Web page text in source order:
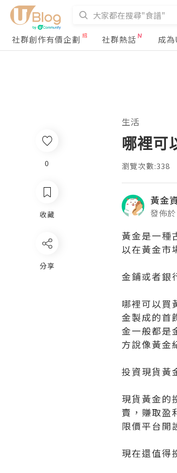
社群創作有價企劃 社群熱話 成
生活
哪裡可
瀏覽次數:338
黃金
發佈
黃金是一種
以在黃金市
金鋪或者銀
哪裡可以買
金製成的首
金一般都是
方說像黃金
投資現貨黃
現貨黃金的
賣，賺取盈
限價平台開
現在還值得
0
收藏
分享